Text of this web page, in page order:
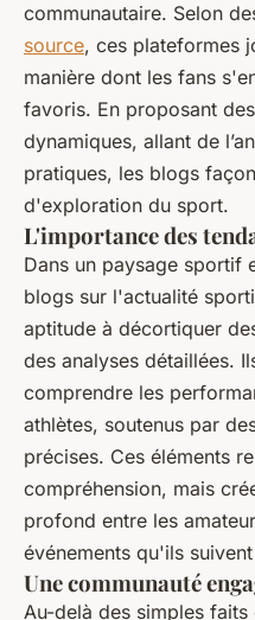
communautaire. Selon
source, ces plateformes
manière dont les fans
favoris. En proposant
dynamiques, allant de
pratiques, les blogs
d'exploration du sport.
L'importance des
Dans un paysage sportif
blogs sur l'actualité
aptitude à décortiquer
des analyses détaillées.
comprendre les
athlètes, soutenus par
précises. Ces éléments
compréhension, mais
profond entre les
événements qu'ils
Une communauté
Au-delà des simples